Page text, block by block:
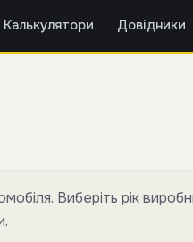
Калькулятори Довідники
Виберіть рік